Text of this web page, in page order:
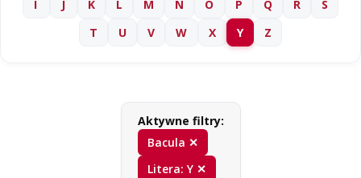
I
J K L M N O P Q R
S
T
U V W X Y Z
Aktywne filtry:
Bacula ✕
Litera: Y ✕